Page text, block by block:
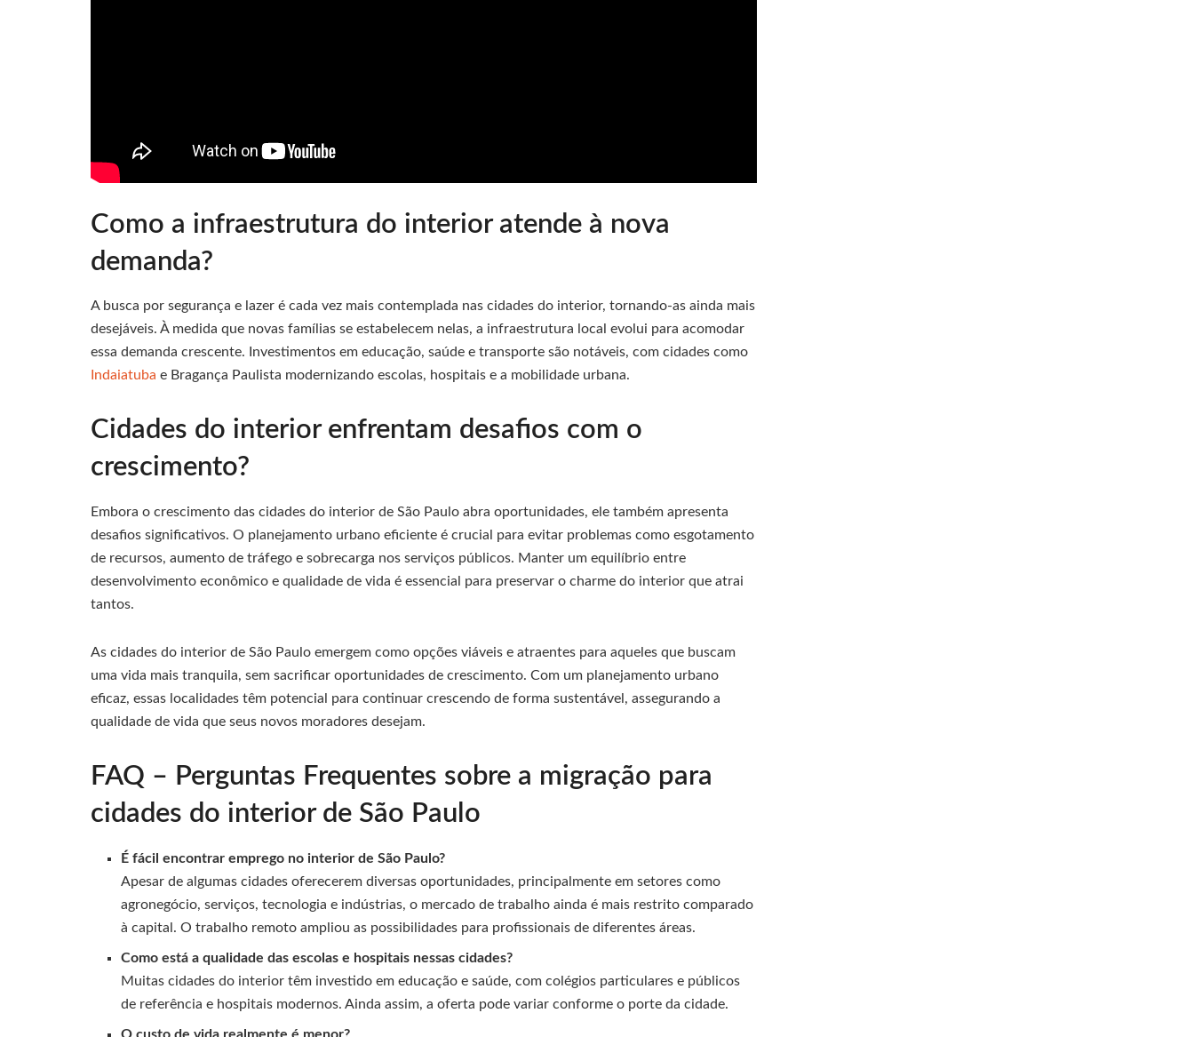
Como a infraestrutura do interior atende à nova
demanda?
A busca por segurança e lazer é cada vez mais contemplada nas cidades do interior, tornando-as ainda mais
desejáveis. À medida que novas famílias se estabelecem nelas, a infraestrutura local evolui para acomodar
essa demanda crescente. Investimentos em educação, saúde e transporte são notáveis, com cidades como
Indaiatuba e Bragança Paulista modernizando escolas, hospitais e a mobilidade urbana.
Cidades do interior enfrentam desafios com o
crescimento?
Embora o crescimento das cidades do interior de São Paulo abra oportunidades, ele também apresenta
desafios significativos. O planejamento urbano eficiente é crucial para evitar problemas como esgotamento
de recursos, aumento de tráfego e sobrecarga nos serviços públicos. Manter um equilíbrio entre
desenvolvimento econômico e qualidade de vida é essencial para preservar o charme do interior que atrai
tantos.
As cidades do interior de São Paulo emergem como opções viáveis e atraentes para aqueles que buscam
uma vida mais tranquila, sem sacrificar oportunidades de crescimento. Com um planejamento urbano
eficaz, essas localidades têm potencial para continuar crescendo de forma sustentável, assegurando a
qualidade de vida que seus novos moradores desejam.
FAQ – Perguntas Frequentes sobre a migração para
cidades do interior de São Paulo
É fácil encontrar emprego no interior de São Paulo?
Apesar de algumas cidades oferecerem diversas oportunidades, principalmente em setores como
agronegócio, serviços, tecnologia e indústrias, o mercado de trabalho ainda é mais restrito comparado
à capital. O trabalho remoto ampliou as possibilidades para profissionais de diferentes áreas.
Como está a qualidade das escolas e hospitais nessas cidades?
Muitas cidades do interior têm investido em educação e saúde, com colégios particulares e públicos
de referência e hospitais modernos. Ainda assim, a oferta pode variar conforme o porte da cidade.
O custo de vida realmente é menor?